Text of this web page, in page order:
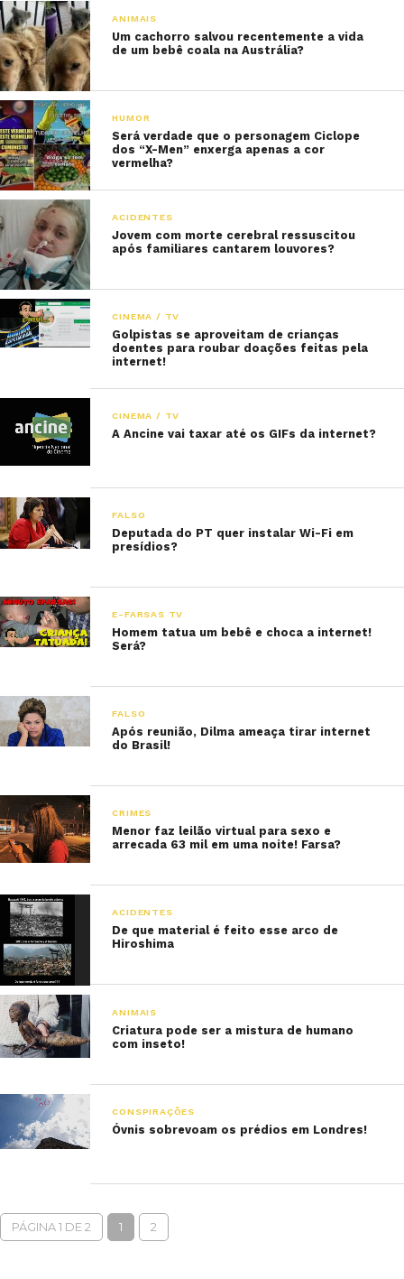
ANIMAIS
Um cachorro salvou recentemente a vida
de um bebê coala na Austrália?
HUMOR
Será verdade que o personagem Ciclope
dos “X-Men” enxerga apenas a cor
vermelha?
ACIDENTES
Jovem com morte cerebral ressuscitou
após familiares cantarem louvores?
CINEMA / TV
Golpistas se aproveitam de crianças
doentes para roubar doações feitas pela
internet!
CINEMA / TV
A Ancine vai taxar até os GIFs da internet?
FALSO
Deputada do PT quer instalar Wi-Fi em
presídios?
E-FARSAS TV
Homem tatua um bebê e choca a internet!
Será?
FALSO
Após reunião, Dilma ameaça tirar internet
do Brasil!
CRIMES
Menor faz leilão virtual para sexo e
arrecada 63 mil em uma noite! Farsa?
ACIDENTES
De que material é feito esse arco de
Hiroshima
ANIMAIS
Criatura pode ser a mistura de humano
com inseto!
CONSPIRAÇÕES
Óvnis sobrevoam os prédios em Londres!
PÁGINA 1 DE 2 1 2